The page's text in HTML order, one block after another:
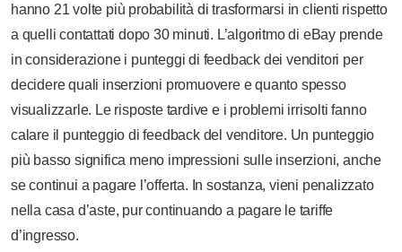
hanno 21 volte più probabilità di trasformarsi in clienti rispetto
a quelli contattati dopo 30 minuti. L’algoritmo di eBay prende
in considerazione i punteggi di feedback dei venditori per
decidere quali inserzioni promuovere e quanto spesso
visualizzarle. Le risposte tardive e i problemi irrisolti fanno
calare il punteggio di feedback del venditore. Un punteggio
più basso significa meno impressioni sulle inserzioni, anche
se continui a pagare l’offerta. In sostanza, vieni penalizzato
nella casa d’aste, pur continuando a pagare le tariffe
d’ingresso.